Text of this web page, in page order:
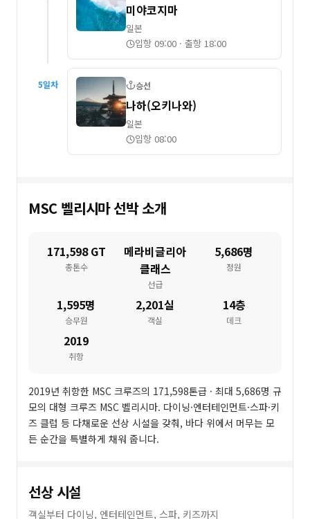
미야코지마
일본
입항 09:00 · 출항 18:00
5일차 승선
나하(오키나와)
일본
입항 08:00
MSC 벨리시마선박 소개
171,598 GT
총톤수
메라비글리아
클래스
선급
5,686명
정원
1,595명
승무원
2,201실
객실
14층
데크
2019
취항
2019년 취항한 MSC 크루즈의 171,598톤급 · 최대 5,686명 규
모의 대형 크루즈 MSC 벨리시마. 다이닝·엔터테인먼트·스파·키
즈 클럽 등 다채로운 선상 시설을 갖춰, 바다 위에서 머무는 모
든 순간을 특별하게 채워 줍니다.
선상 시설
객실부터 다이닝, 엔터테인먼트, 스파, 키즈까지